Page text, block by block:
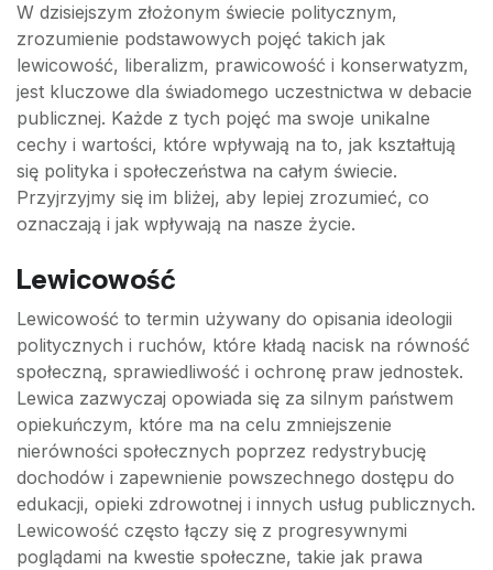
W dzisiejszym złożonym świecie politycznym,
zrozumienie podstawowych pojęć takich jak
lewicowość, liberalizm, prawicowość i konserwatyzm,
jest kluczowe dla świadomego uczestnictwa w debacie
publicznej. Każde z tych pojęć ma swoje unikalne
cechy i wartości, które wpływają na to, jak kształtują
się polityka i społeczeństwa na całym świecie.
Przyjrzyjmy się im bliżej, aby lepiej zrozumieć, co
oznaczają i jak wpływają na nasze życie.
Lewicowość
Lewicowość to termin używany do opisania ideologii
politycznych i ruchów, które kładą nacisk na równość
społeczną, sprawiedliwość i ochronę praw jednostek.
Lewica zazwyczaj opowiada się za silnym państwem
opiekuńczym, które ma na celu zmniejszenie
nierówności społecznych poprzez redystrybucję
dochodów i zapewnienie powszechnego dostępu do
edukacji, opieki zdrowotnej i innych usług publicznych.
Lewicowość często łączy się z progresywnymi
poglądami na kwestie społeczne, takie jak prawa